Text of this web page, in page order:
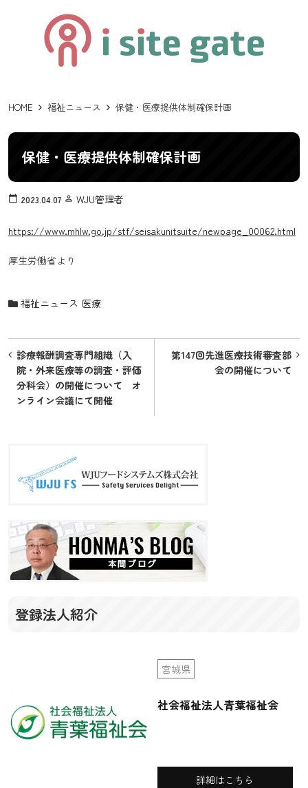
HOME 福祉ニュース 保健・医療提供体制確保計画
保健・医療提供体制確保計画
calendar_today 2023.04.07 person_outline WJU管理者
https://www.mhlw.go.jp/stf/seisakunitsuite/newpage_00062.html
厚生労働省より
福祉ニュース 医療
投
稿
ナ
シ
ン
第147回先進医療技術審査部
会の開催について
診療報酬調査専門組織（入
院・外来医療等の調査・評価
分科会）の開催について オ
ンライン会議にて開催
登録法人紹介
宮城県
社会福祉法人青葉福祉会
詳細はこちら